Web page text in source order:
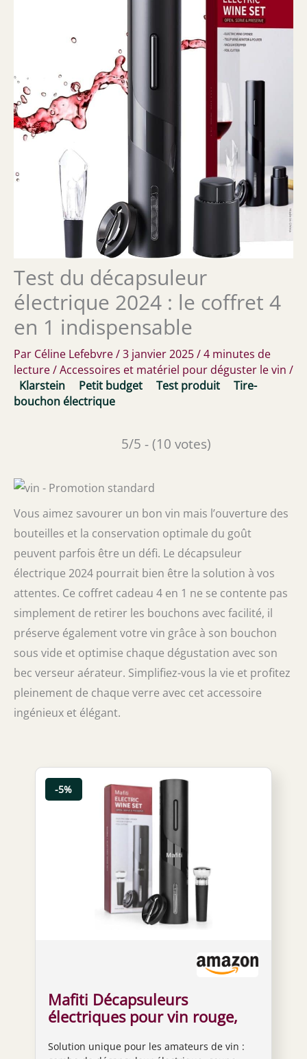
Test du décapsuleur
électrique 2024 : le coffret 4
en 1 indispensable
Par Céline Lefebvre/3 janvier 2025/4 minutes de
lecture/Accessoires et matériel pour déguster le vin /
Klarstein
Petit budget Test produit
Tire-
bouchon électrique
5/5 - (10 votes)
Vous aimez savourer un bon vin mais l’ouverture des
bouteilles et la conservation optimale du goût
peuvent parfois être un défi. Le décapsuleur
électrique 2024 pourrait bien être la solution à vos
attentes. Ce coffret cadeau 4 en 1 ne se contente pas
simplement de retirer les bouchons avec facilité, il
préserve également votre vin grâce à son bouchon
sous vide et optimise chaque dégustation avec son
bec verseur aérateur. Simplifiez-vous la vie et profitez
pleinement de chaque verre avec cet accessoire
ingénieux et élégant.
Mafiti Décapsuleurs
électriques pour vin rouge,
avec coupe-capsule, bouchon
Solution unique pour les amateurs de vin :
-5%